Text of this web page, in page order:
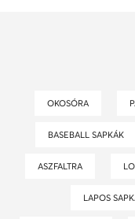
OKOSÓRA
BASEBALL SAPKÁK
ASZFALTRA
LAPOS